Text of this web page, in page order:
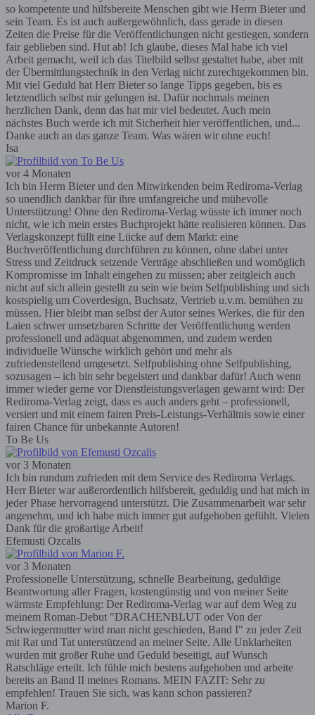
so kompetente und hilfsbereite Menschen gibt wie Herrn Bieter und
sein Team. Es ist auch außergewöhnlich, dass gerade in diesen
Zeiten die Preise für die Veröffentlichungen nicht gestiegen, sondern
fair geblieben sind. Hut ab! Ich glaube, dieses Mal habe ich viel
Arbeit gemacht, weil ich das Titelbild selbst gestaltet habe, aber mit
der Übermittlungstechnik in den Verlag nicht zurechtgekommen bin.
Mit viel Geduld hat Herr Bieter so lange Tipps gegeben, bis es
letztendlich selbst mir gelungen ist. Dafür nochmals meinen
herzlichen Dank, denn das hat mir viel bedeutet. Auch mein
nächstes Buch werde ich mit Sicherheit hier veröffentlichen, und...
Danke auch an das ganze Team. Was wären wir ohne euch!
Isa
vor 4 Monaten
Ich bin Herrn Bieter und den Mitwirkenden beim Rediroma-Verlag
so unendlich dankbar für ihre umfangreiche und mühevolle
Unterstützung! Ohne den Rediroma-Verlag wüsste ich immer noch
nicht, wie ich mein erstes Buchprojekt hätte realisieren können. Das
Verlagskonzept füllt eine Lücke auf dem Markt: eine
Buchveröffentlichung durchführen zu können, ohne dabei unter
Stress und Zeitdruck setzende Verträge abschließen und womöglich
Kompromisse im Inhalt eingehen zu müssen; aber zeitgleich auch
nicht auf sich allein gestellt zu sein wie beim Selfpublishing und sich
kostspielig um Coverdesign, Buchsatz, Vertrieb u.v.m. bemühen zu
müssen. Hier bleibt man selbst der Autor seines Werkes, die für den
Laien schwer umsetzbaren Schritte der Veröffentlichung werden
professionell und adäquat abgenommen, und zudem werden
individuelle Wünsche wirklich gehört und mehr als
zufriedenstellend umgesetzt. Selfpublishing ohne Selfpublishing,
sozusagen – ich bin sehr begeistert und dankbar dafür! Auch wenn
immer wieder gerne vor Dienstleistungsverlagen gewarnt wird: Der
Rediroma-Verlag zeigt, dass es auch anders geht – professionell,
versiert und mit einem fairen Preis-Leistungs-Verhältnis sowie einer
fairen Chance für unbekannte Autoren!
To Be Us
vor 3 Monaten
Ich bin rundum zufrieden mit dem Service des Rediroma Verlags.
Herr Bieter war außerordentlich hilfsbereit, geduldig und hat mich in
jeder Phase hervorragend unterstützt. Die Zusammenarbeit war sehr
angenehm, und ich habe mich immer gut aufgehoben gefühlt. Vielen
Dank für die großartige Arbeit!
Efemusti Ozcalis
vor 3 Monaten
Professionelle Unterstützung, schnelle Bearbeitung, geduldige
Beantwortung aller Fragen, kostengünstig und von meiner Seite
wärmste Empfehlung: Der Rediroma-Verlag war auf dem Weg zu
meinem Roman-Debut "DRACHENBLUT oder Von der
Schwiegermutter wird man nicht geschieden, Band I" zu jeder Zeit
mit Rat und Tat unterstützend an meiner Seite. Alle Unklarheiten
wurden mit großer Ruhe und Geduld beseitigt, auf Wunsch
Ratschläge erteilt. Ich fühle mich bestens aufgehoben und arbeite
bereits an Band II meines Romans. MEIN FAZIT: Sehr zu
empfehlen! Trauen Sie sich, was kann schon passieren?
Marion F.